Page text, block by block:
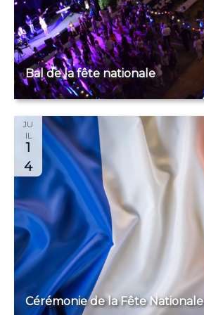
Bal de la fête nationale
JU
IL
1
4
Cérémonie de la Fête Nationale